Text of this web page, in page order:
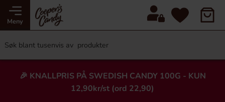
Meny
🎉 KNALLPRIS PÅ SWEDISH CANDY 100G - KUN
12,90kr/st (ord 22,90)